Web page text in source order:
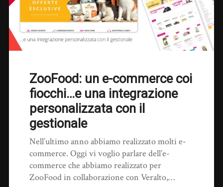
ZooFood: un e-commerce coi
fiocchi…e una integrazione
personalizzata con il
gestionale
Nell’ultimo anno abbiamo realizzato molti e-
commerce. Oggi vi voglio parlare dell’e-
commerce che abbiamo realizzato per
ZooFood in collaborazione con Veralto,…